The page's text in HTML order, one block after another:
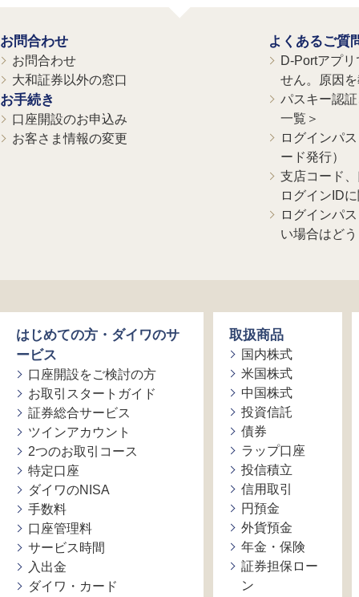
お問合わせ
お問合わせ
大和証券以外の窓口
お手続き
口座開設のお申込み
お客さま情報の変更
よくあるご質
D-Portアプ
せん。原因
パスキー認
一覧＞
ログインパ
ード発行）
支店コード
ログインID
ログインパ
い場合はど
はじめての方・ダイワのサ
ービス
口座開設をご検討の方
お取引スタートガイド
証券総合サービス
ツインアカウント
2つのお取引コース
特定口座
ダイワのNISA
手数料
口座管理料
サービス時間
入出金
ダイワ・カード
取扱商品
国内株式
米国株式
中国株式
投資信託
債券
ラップ口座
投信積立
信用取引
円預金
外貨預金
年金・保険
証券担保ロー
ン